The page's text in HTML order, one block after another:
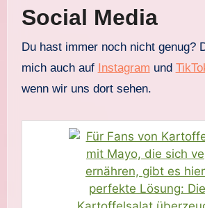
Social Media
Du hast immer noch nicht genug?
mich auch auf Instagram und
wenn wir uns dort sehen.